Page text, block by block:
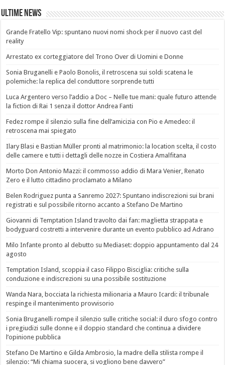
Ultime News
Grande Fratello Vip: spuntano nuovi nomi shock per il nuovo cast del
reality
Arrestato ex corteggiatore del Trono Over di Uomini e Donne
Sonia Bruganelli e Paolo Bonolis, il retroscena sui soldi scatena le
polemiche: la replica del conduttore sorprende tutti
Luca Argentero verso l’addio a Doc – Nelle tue mani: quale futuro attende
la fiction di Rai 1 senza il dottor Andrea Fanti
Fedez rompe il silenzio sulla fine dell’amicizia con Pio e Amedeo: il
retroscena mai spiegato
Ilary Blasi e Bastian Müller pronti al matrimonio: la location scelta, il costo
delle camere e tutti i dettagli delle nozze in Costiera Amalfitana
Morto Don Antonio Mazzi: il commosso addio di Mara Venier, Renato
Zero e il lutto cittadino proclamato a Milano
Belen Rodriguez punta a Sanremo 2027: Spuntano indiscrezioni sui brani
registrati e sul possibile ritorno accanto a Stefano De Martino
Giovanni di Temptation Island travolto dai fan: maglietta strappata e
bodyguard costretti a intervenire durante un evento pubblico ad Adrano
Milo Infante pronto al debutto su Mediaset: doppio appuntamento dal 24
agosto
Temptation Island, scoppia il caso Filippo Bisciglia: critiche sulla
conduzione e indiscrezioni su una possibile sostituzione
Wanda Nara, bocciata la richiesta milionaria a Mauro Icardi: il tribunale
respinge il mantenimento provvisorio
Sonia Bruganelli rompe il silenzio sulle critiche social: il duro sfogo contro
i pregiudizi sulle donne e il doppio standard che continua a dividere
l’opinione pubblica
Stefano De Martino e Gilda Ambrosio, la madre della stilista rompe il
silenzio: “Mi chiama suocera, si vogliono bene davvero”